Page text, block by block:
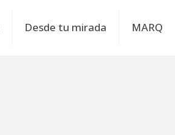
Desde tu mirada MARQ